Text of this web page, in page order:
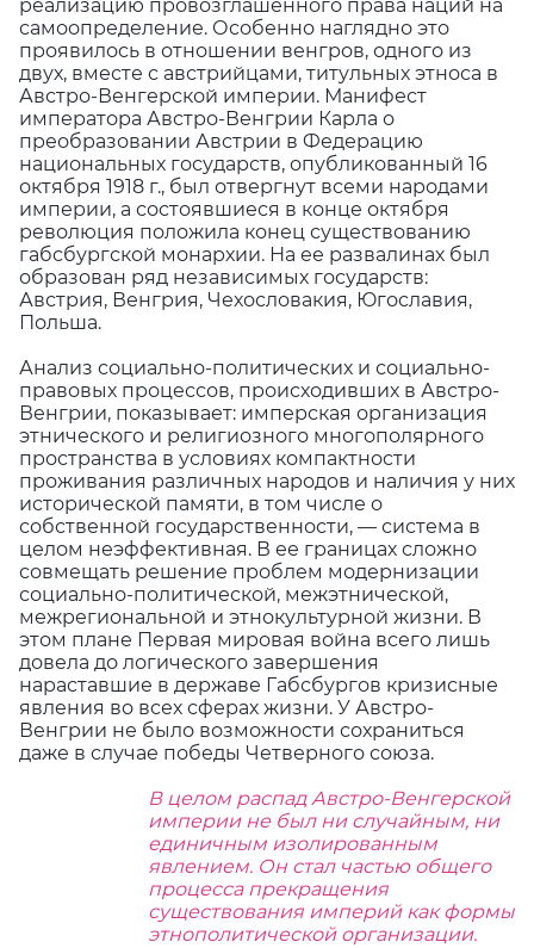
реализацию провозглашенного права наций на
самоопределение. Особенно наглядно это
проявилось в отношении венгров, одного из
двух, вместе с австрийцами, титульных этноса в
Австро-Венгерской империи. Манифест
императора Австро-Венгрии Карла о
преобразовании Австрии в Федерацию
национальных государств, опубликованный 16
октября 1918 г., был отвергнут всеми народами
империи, а состоявшиеся в конце октября
революция положила конец существованию
габсбургской монархии. На ее развалинах был
образован ряд независимых государств:
Австрия, Венгрия, Чехословакия, Югославия,
Польша.
Анализ социально-политических и социально-
правовых процессов, происходивших в Австро-
Венгрии, показывает: имперская организация
этнического и религиозного многополярного
пространства в условиях компактности
проживания различных народов и наличия у них
исторической памяти, в том числе о
собственной государственности, — система в
целом неэффективная. В ее границах сложно
совмещать решение проблем модернизации
социально-политической, межэтнической,
межрегиональной и этнокультурной жизни. В
этом плане Первая мировая война всего лишь
довела до логического завершения
нараставшие в державе Габсбургов кризисные
явления во всех сферах жизни. У Австро-
Венгрии не было возможности сохраниться
даже в случае победы Четверного союза.
В целом распад Австро-Венгерской
империи не был ни случайным, ни
единичным изолированным
явлением. Он стал частью общего
процесса прекращения
существования империй как формы
этнополитической организации.